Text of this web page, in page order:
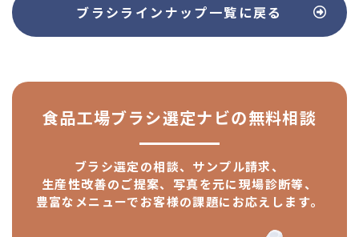
ブラシラインナップ一覧に戻る
食品工場ブラシ選定ナビの無料相談
ブラシ選定の相談、サンプル請求、
生産性改善のご提案、 写真を元に現場診断等、
豊富なメニューでお客様の課題にお応えします。